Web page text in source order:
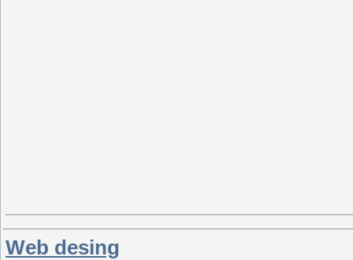
Web desing